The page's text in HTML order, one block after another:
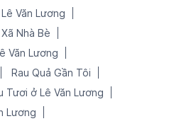
Văn Lương
Nhà Bè
Văn Lương
Rau Quả Gần Tôi
Tươi ở Lê Văn Lương
Lương